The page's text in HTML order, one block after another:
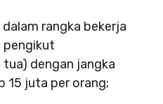
rangka bekerja
pengikut
dengan jangka
15 juta per orang;